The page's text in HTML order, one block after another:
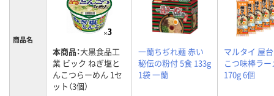
商品名
本商品：大黒食品工
業 ビック ねぎ塩と
んこつらーめん 1セ
ット（3個）
一蘭ちぢれ麺 赤い
秘伝の粉付 5食 133g
1袋 一蘭
マルタイ 屋
こつ味棒ラー
170g 6個